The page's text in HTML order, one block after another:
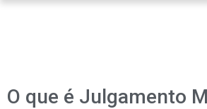
O que é Julgamento